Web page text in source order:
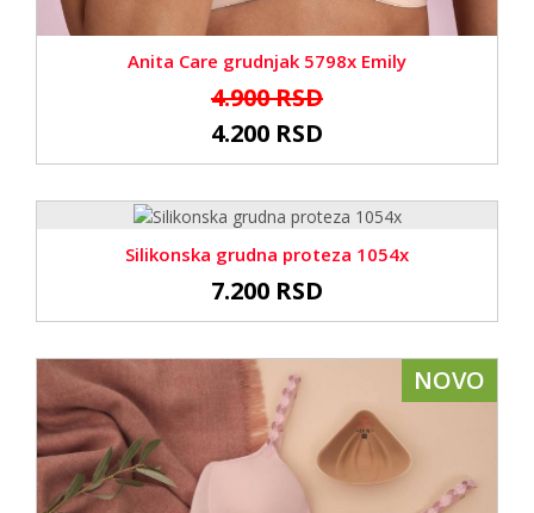
Anita Care grudnjak 5798x Emily
4.900 RSD
4.200 RSD
Silikonska grudna proteza 1054x
7.200 RSD
NOVO